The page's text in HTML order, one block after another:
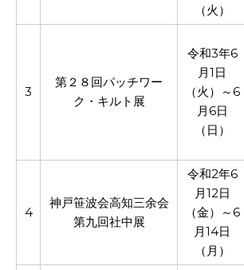
（火）
3
第２８回パッチワー
ク・キルト展
令和3年6
月1日
（火）～6
月6日
（日）
4
神戸笹波会高知三余会
第九回社中展
令和2年6
月12日
（金）～6
月14日
（月）